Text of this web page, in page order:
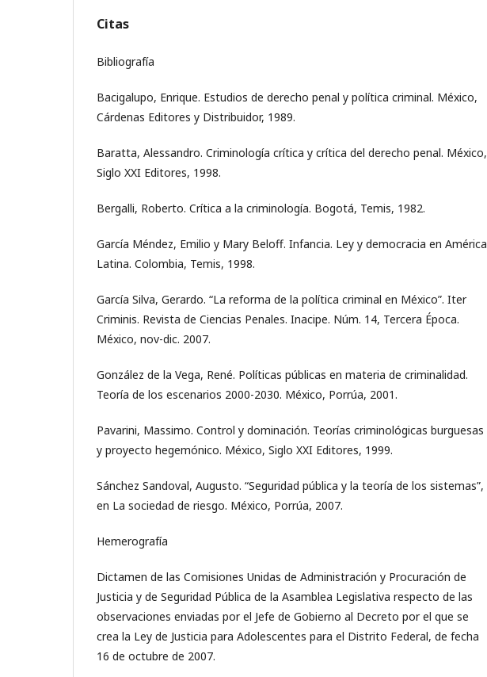
Citas
Bibliografía
Bacigalupo, Enrique. Estudios de derecho penal y política criminal. México,
Cárdenas Editores y Distribuidor, 1989.
Baratta, Alessandro. Criminología crítica y crítica del derecho penal. México,
Siglo XXI Editores, 1998.
Bergalli, Roberto. Crítica a la criminología. Bogotá, Temis, 1982.
García Méndez, Emilio y Mary Beloff. Infancia. Ley y democracia en América
Latina. Colombia, Temis, 1998.
García Silva, Gerardo. “La reforma de la política criminal en México”. Iter
Criminis. Revista de Ciencias Penales. Inacipe. Núm. 14, Tercera Época.
México, nov-dic. 2007.
González de la Vega, René. Políticas públicas en materia de criminalidad.
Teoría de los escenarios 2000-2030. México, Porrúa, 2001.
Pavarini, Massimo. Control y dominación. Teorías criminológicas burguesas
y proyecto hegemónico. México, Siglo XXI Editores, 1999.
Sánchez Sandoval, Augusto. “Seguridad pública y la teoría de los sistemas”,
en La sociedad de riesgo. México, Porrúa, 2007.
Hemerografía
Dictamen de las Comisiones Unidas de Administración y Procuración de
Justicia y de Seguridad Pública de la Asamblea Legislativa respecto de las
observaciones enviadas por el Jefe de Gobierno al Decreto por el que se
crea la Ley de Justicia para Adolescentes para el Distrito Federal, de fecha
16 de octubre de 2007.